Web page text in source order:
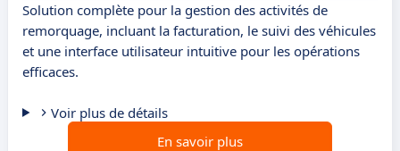
Solution complète pour la gestion des activités de
remorquage, incluant la facturation, le suivi des véhicules
et une interface utilisateur intuitive pour les opérations
efficaces.
Voir plus de détails
En savoir plus